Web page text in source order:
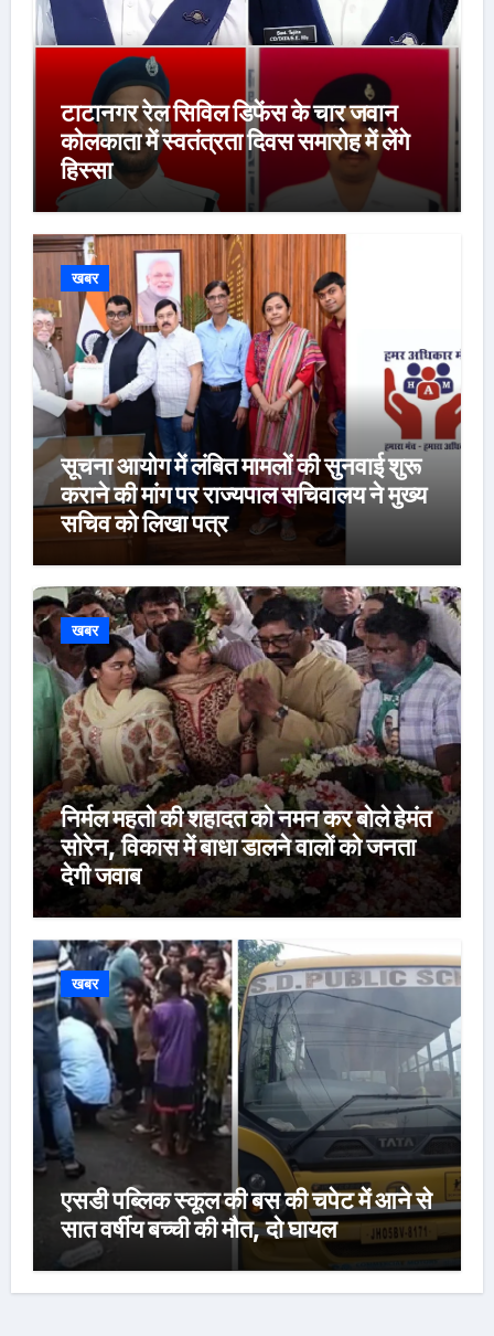
टाटानगर रेल सिविल डिफेंस के चार जवान
कोलकाता में स्वतंत्रता दिवस समारोह में लेंगे
हिस्सा
खबर
सूचना आयोग में लंबित मामलों की सुनवाई शुरू
कराने की मांग पर राज्यपाल सचिवालय ने मुख्य
सचिव को लिखा पत्र
खबर
निर्मल महतो की शहादत को नमन कर बोले हेमंत
सोरेन, विकास में बाधा डालने वालों को जनता
देगी जवाब
खबर
एसडी पब्लिक स्कूल की बस की चपेट में आने से
सात वर्षीय बच्ची की मौत, दो घायल